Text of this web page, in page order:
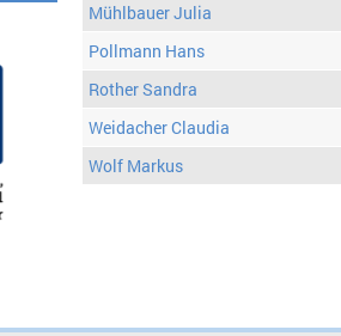
Mühlbauer Julia
Pollmann Hans
Rother Sandra
Weidacher Claudia
Wolf Markus